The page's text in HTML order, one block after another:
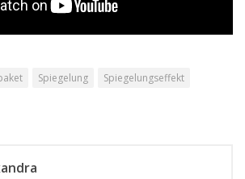
Spiegelung
Spiegelungseffekt